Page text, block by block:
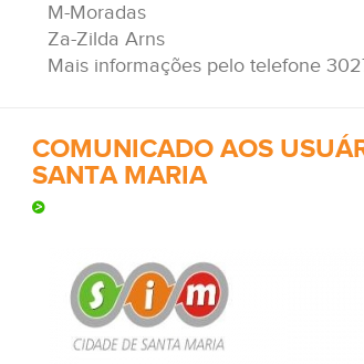
M-Moradas
Za-Zilda Arns
Mais informações pelo telefone
COMUNICADO AOS
SANTA MARIA